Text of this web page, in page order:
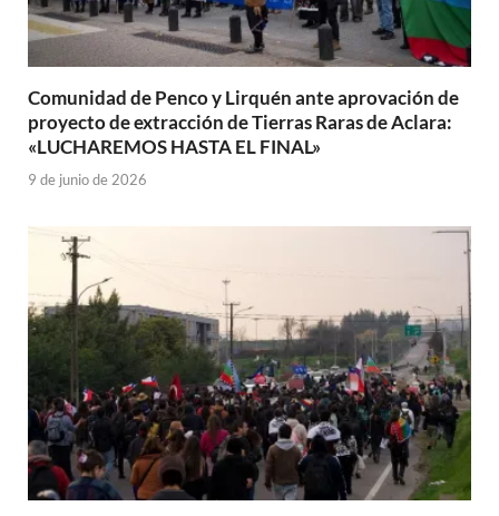
Comunidad de Penco y Lirquén ante aprovación de
proyecto de extracción de Tierras Raras de Aclara:
«LUCHAREMOS HASTA EL FINAL»
9 de junio de 2026